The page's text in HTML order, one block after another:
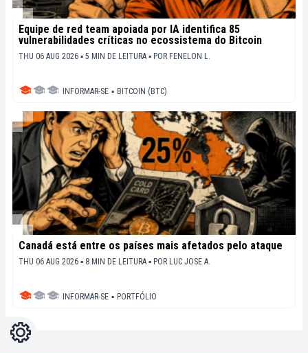
Equipe de red team apoiada por IA identifica 85
vulnerabilidades críticas no ecossistema do Bitcoin
THU 06 AUG 2026 ▪ 5 MIN DE LEITURA ▪ POR FENELON L.
INFORMAR-SE ▪ BITCOIN (BTC)
Canadá está entre os países mais afetados pelo ataque
THU 06 AUG 2026 ▪ 8 MIN DE LEITURA ▪ POR LUC JOSE A.
INFORMAR-SE ▪ PORTFÓLIO
Configurações